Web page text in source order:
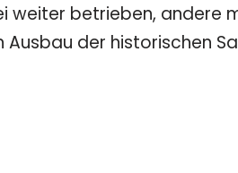
weiter betrieben, andere
der historischen